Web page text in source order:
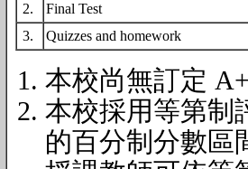
2.
Final Test
3.
Quizzes and homework
本校尚無訂定
本校採用等第制
的百分制分數區